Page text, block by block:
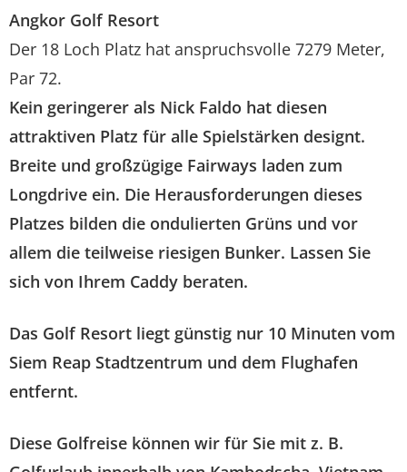
Angkor Golf Resort
Der 18 Loch Platz hat anspruchsvolle 7279 Meter,
Par 72.
Kein geringerer als Nick Faldo hat diesen
attraktiven Platz für alle Spielstärken designt.
Breite und großzügige Fairways laden zum
Longdrive ein. Die Herausforderungen dieses
Platzes bilden die ondulierten Grüns und vor
allem die teilweise riesigen Bunker. Lassen Sie
sich von Ihrem Caddy beraten.
Das Golf Resort liegt günstig nur 10 Minuten vom
Siem Reap Stadtzentrum und dem Flughafen
entfernt.
Diese Golfreise können wir für Sie mit z. B.